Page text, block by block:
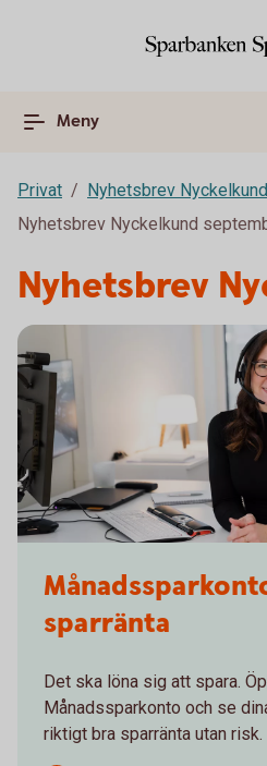
Meny
Privat
Nyhetsbrev Nyckelkund
Nyhetsbrev Nyckelkund
Nyhetsbrev
sparränta
Det ska löna sig att spara.
Månadssparkonto och se
riktigt bra sparränta utan risk.